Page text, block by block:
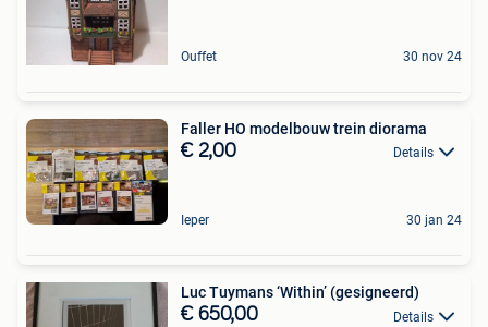
Ouffet 30 nov 24
Faller HO modelbouw trein diorama
€ 2,00 Details
Ieper 30 jan 24
Luc Tuymans ‘Within’ (gesigneerd)
€ 650,00 Details